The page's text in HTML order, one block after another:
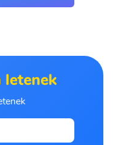
letenek